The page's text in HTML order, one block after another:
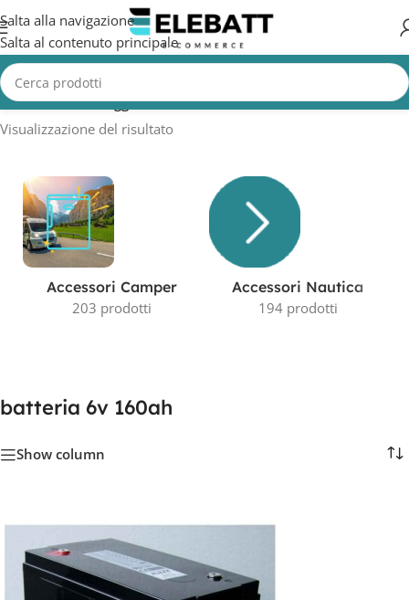
Salta alla navigazione
Salta al contenuto principale
Home/Prodotti taggati “batteria 6v 160ah”
Visualizzazione del risultato
Accessori Camper
203 prodotti
Accessori Nautica
194 prodotti
batteria 6v 160ah
Show column